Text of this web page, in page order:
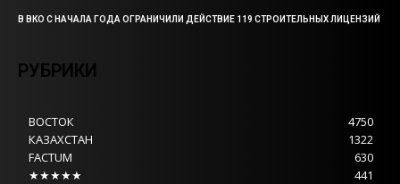
В ВКО С НАЧАЛА ГОДА ОГРАНИЧИЛИ ДЕЙСТВИЕ 119 СТРОИТЕЛЬНЫХ ЛИЦЕНЗИЙ
РУБРИКИ
ВОСТОК
4750
КАЗАХСТАН
1322
FACTUM
630
★★★★★
441